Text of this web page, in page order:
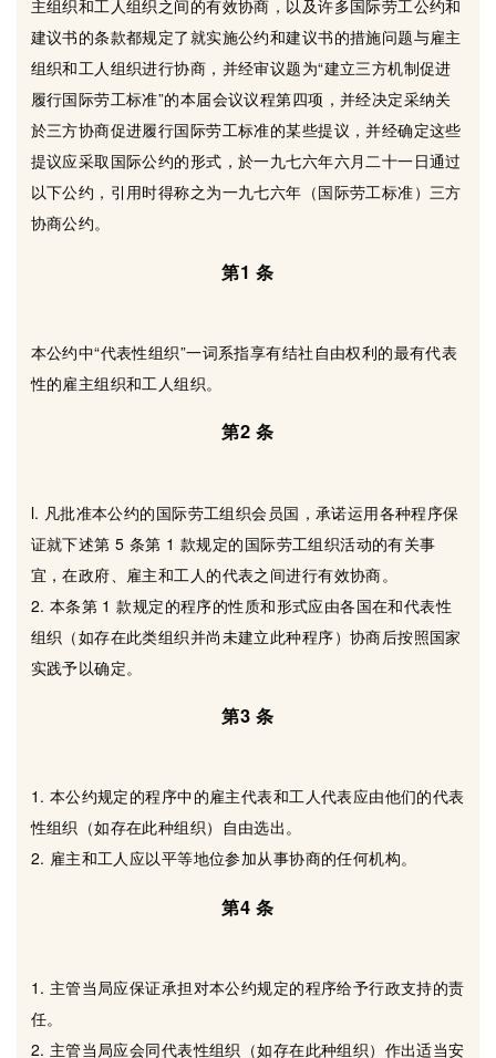
主组织和工人组织之间的有效协商，以及许多国际劳工公约和
建议书的条款都规定了就实施公约和建议书的措施问题与雇主
组织和工人组织进行协商，并经审议题为“建立三方机制促进
履行国际劳工标准”的本届会议议程第四项，并经决定采纳关
於三方协商促进履行国际劳工标准的某些提议，并经确定这些
提议应采取国际公约的形式，於一九七六年六月二十一日通过
以下公约，引用时得称之为一九七六年（国际劳工标准）三方
协商公约。
第1 条
本公约中“代表性组织”一词系指享有结社自由权利的最有代表
性的雇主组织和工人组织。
第2 条
l. 凡批准本公约的国际劳工组织会员国，承诺运用各种程序保
证就下述第 5 条第 1 款规定的国际劳工组织活动的有关事
宜，在政府、雇主和工人的代表之间进行有效协商。
2. 本条第 1 款规定的程序的性质和形式应由各国在和代表性
组织（如存在此类组织并尚未建立此种程序）协商后按照国家
实践予以确定。
第3 条
1. 本公约规定的程序中的雇主代表和工人代表应由他们的代表
性组织（如存在此种组织）自由选出。
2. 雇主和工人应以平等地位参加从事协商的任何机构。
第4 条
1. 主管当局应保证承担对本公约规定的程序给予行政支持的责
任。
2. 主管当局应会同代表性组织（如存在此种组织）作出适当安